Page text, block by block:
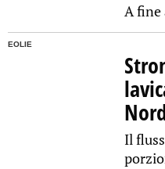
A
EOLIE
Il